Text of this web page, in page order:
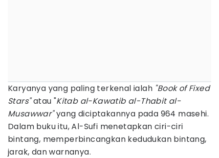
Karyanya yang paling terkenal ialah "Book of Fixed
Stars"atau "Kitab al-Kawatib al-Thabit al-
Musawwar"yang diciptakannya pada 964 masehi.
Dalam buku itu, Al-Sufi menetapkan ciri-ciri
bintang, memperbincangkan kedudukan bintang,
jarak, dan warnanya.